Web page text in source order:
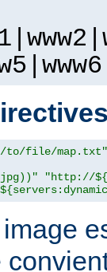
to/file/map.txt"
"http://